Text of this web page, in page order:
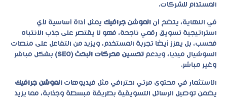
المستدام للشركات.
في النهاية، يتضح أن الموشن جرافيك يمثل أداة أساسية لأي
استراتيجية تسويق رقمي ناجحة، فهو لا يقتصر على جذب الانتباه
فحسب، بل يعزز أيضًا تجربة المستخدم، ويزيد من التفاعل على منصات
السوشيال ميديا، ويدعم تحسين محركات البحث (SEO)
بشكل مباشر
وغير مباشر.
الاستثمار في محتوى مرئي احترافي مثل فيديوهات الموشن جرافيك
يضمن توصيل الرسائل التسويقية بطريقة مبسطة وجذابة، مما يزيد